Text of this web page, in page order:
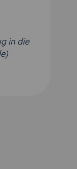
in die